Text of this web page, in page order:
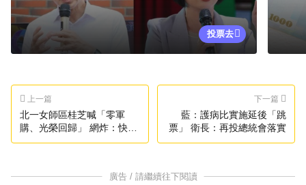
投票去
上一篇
北一女師區桂芝喊「零軍
購、光榮回歸」 網炸：快去
中國
下一篇
藍：護病比實施延後「跳
票」 衛長：再投總統會落實
廣告 / 請繼續往下閱讀